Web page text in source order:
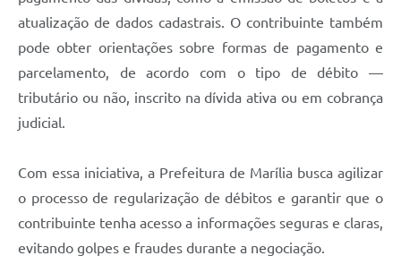
atualização de dados cadastrais. O contribuinte também
pode obter orientações sobre formas de pagamento e
parcelamento, de acordo com o tipo de débito —
tributário ou não, inscrito na dívida ativa ou em cobrança
judicial.
Com essa iniciativa, a Prefeitura de Marília busca agilizar
o processo de regularização de débitos e garantir que o
contribuinte tenha acesso a informações seguras e claras,
evitando golpes e fraudes durante a negociação.